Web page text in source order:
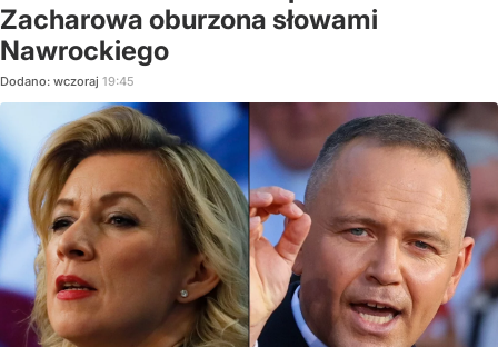
Zacharowa oburzona słowami
Nawrockiego
Dodano: wczoraj 19:45